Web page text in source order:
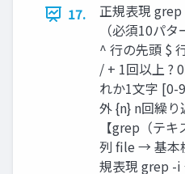
17.
正規表現
（必須10パ
^ 行の先頭 $
/ + 1回以上 ?
れか1文字
外 {n} n回繰
【grep（テ
列 file → 基本
規表現 grep -